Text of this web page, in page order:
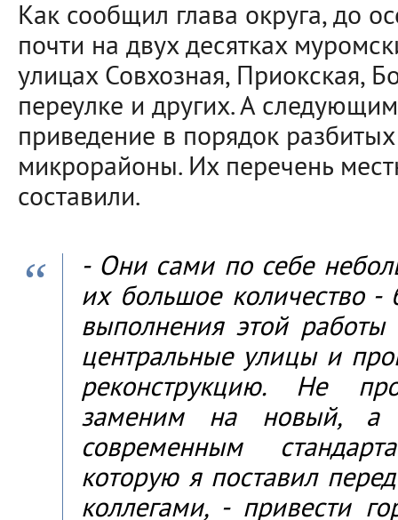
Как сообщил глава округа, до
почти на двух десятках
улицах Совхозная, Приокская,
переулке и других. А
приведение в порядок
микрорайоны. Их перечень
составили.
- Они сами по себе
их большое количество
выполнения этой
центральные улицы и
реконструкцию. Не
заменим на новый, а
современным
которую я поставил
коллегами, - привести